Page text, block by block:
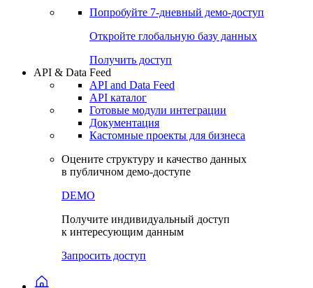
Чат
Проверка контрагента
Попробуйте7-дневный
Откройте глобальную базу данных
Получить доступ
API & Data Feed
API and Data Feed
Готовые модули интеграции
Документация
в публичном демо-доступе